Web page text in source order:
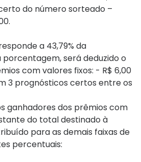
do número sorteado –
a 43,79​% da
será deduzido o
com valores fixos: - R$ 6,00
3 prognósticos certos entre os
ganhadores dos prêmios com
do total destinado à
para as demais faixas de
percentuais: